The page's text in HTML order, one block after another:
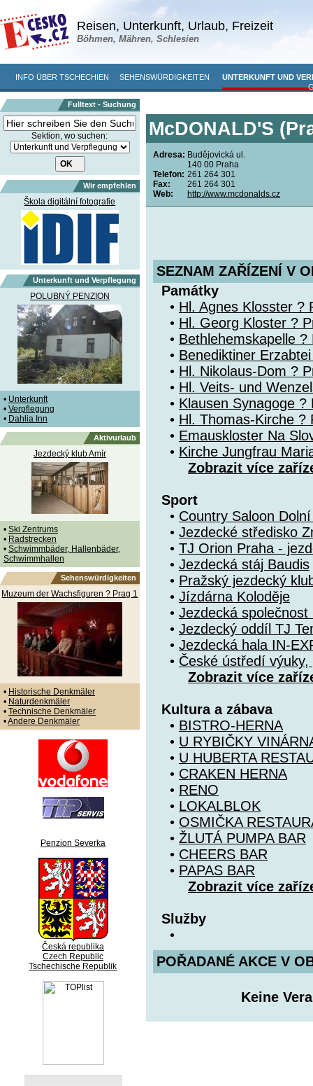
Reisen, Unterkunft, Urlaub, Freizeit
Böhmen, Mähren, Schlesien
INFO ÜBER TSCHECHIEN SEHENSWÜRDIGKEITEN
UNTERKUNFT UND
Fulltext - Suchung
Sektion, wo suchen:
Wir empfehlen
Škola digitální fotografie
Unterkunft und Verpflegung
POLUBNÝ PENZION
• Unterkunft
• Verpflegung
• Dahlia Inn
Aktivurlaub
Jezdecký klub Amír
• Ski Zentrums
• Radstrecken
• Schwimmbäder, Hallenbäder,
Schwimmhallen
Sehenswürdigkeiten
Muzeum der Wachsfiguren ? Prag 1
• Historische Denkmäler
• Naturdenkmäler
• Technische Denkmäler
•Andere Denkmäler
Penzion Severka
Česká republika
Czech Republic
Tschechische Republik
McDONALD'S
Adresa: Budějovická ul.
140 00 Praha
Telefon: 261 264 301
Fax:
261 264 301
Web:
http://www.mcdonalds.cz
SEZNAM ZAŘÍZENÍ V
Památky
• Hl. Agnes Klosster ?
• Hl. Georg Kloster ?
• Bethlehemskapelle
• Benediktiner
• Hl. Nikolaus-Dom ?
• Hl. Veits- und
• Klausen Synagoge ?
• Hl. Thomas-Kirche ?
• Emauskloster Na
• Kirche Jungfrau
Zobrazit více
Sport
• Country Saloon
• Jezdecké středisko
• TJ Orion Praha -
• Jezdecká stáj Baudis
• Pražský jezdecký
• Jízdárna Koloděje
• Jezdecká společnost
• Jezdecký oddíl TJ
• Jezdecká hala IN-
• České ústředí
Zobrazit více
Kultura a zábava
• BISTRO-HERNA
• U RYBIČKY
• U HUBERTA
• CRAKEN HERNA
• RENO
• LOKALBLOK
• OSMIČKA
• ŽLUTÁ PUMPA BAR
• CHEERS BAR
• PAPAS BAR
Zobrazit více
Služby
•
POŘADANÉ AKCE V
Keine